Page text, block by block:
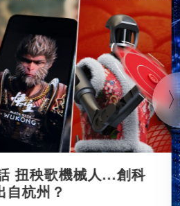
扭秧歌機械人...創科
自杭州？